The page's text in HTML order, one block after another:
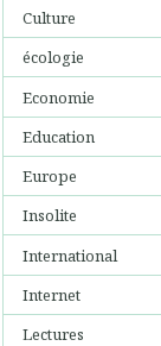
Culture
écologie
Economie
Education
Europe
Insolite
International
Internet
Lectures